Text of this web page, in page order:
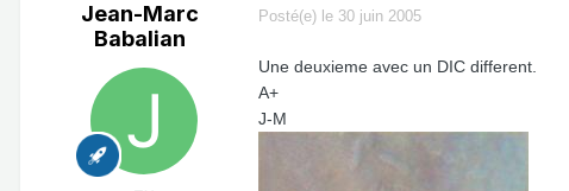
Jean-Marc
Babalian
Posté(e) le 30 juin 2005
Une deuxieme avec un DIC different.
A+
J-M